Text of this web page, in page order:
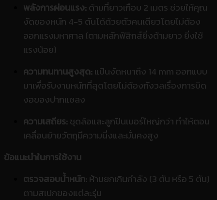
พลังการผ่อนแรง: ด้ามที่ยาวเกือบ 2 เมตร ช่วยให้คุณ
งัดของหนัก 4-5 ตันได้ด้วยตัวคนเดียวโดยไม่ต้อง
ออกแรงมหาศาล (ตามหลักฟิสิกส์ยิ่งด้ามยาว ยิ่งใช้
แรงน้อย)
ความทนทานสูงสุด: แป้นงัดหนาถึง 14 mm ออกแบบ
มาเพื่อรับงานหนักที่สุดโดยไม่ต้องกังวลเรื่องการบิด
งอของปากแชลง
ความเสถียร: ชุดล้อและลูกปืนเบอร์ใหญ่กว่า ทำให้ตอน
เคลื่อนย้ายวัตถุมีความนิ่งและมั่นคงสูง
ข้อแนะนำในการใช้งาน
ตรวจสอบน้ำหนัก: ห้ามยกเกินกำลัง (3 ตัน หรือ 5 ตัน)
ตามสเปกของแต่ละรุ่น